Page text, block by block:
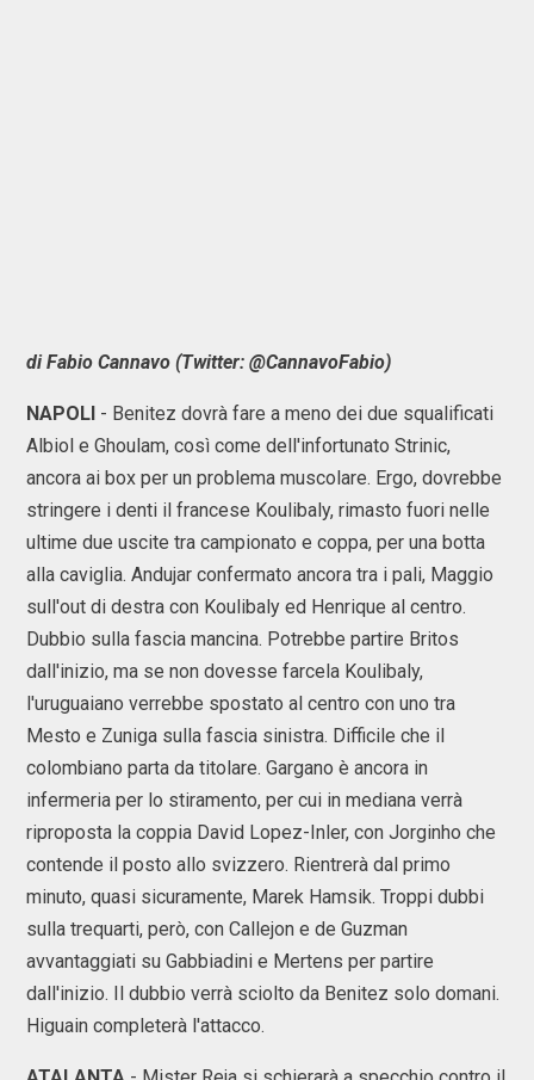
di Fabio Cannavo (Twitter: @CannavoFabio)
NAPOLI - Benitez dovrà fare a meno dei due squalificati
Albiol e Ghoulam, così come dell'infortunato Strinic,
ancora ai box per un problema muscolare. Ergo, dovrebbe
stringere i denti il francese Koulibaly, rimasto fuori nelle
ultime due uscite tra campionato e coppa, per una botta
alla caviglia. Andujar confermato ancora tra i pali, Maggio
sull'out di destra con Koulibaly ed Henrique al centro.
Dubbio sulla fascia mancina. Potrebbe partire Britos
dall'inizio, ma se non dovesse farcela Koulibaly,
l'uruguaiano verrebbe spostato al centro con uno tra
Mesto e Zuniga sulla fascia sinistra. Difficile che il
colombiano parta da titolare. Gargano è ancora in
infermeria per lo stiramento, per cui in mediana verrà
riproposta la coppia David Lopez-Inler, con Jorginho che
contende il posto allo svizzero. Rientrerà dal primo
minuto, quasi sicuramente, Marek Hamsik. Troppi dubbi
sulla trequarti, però, con Callejon e de Guzman
avvantaggiati su Gabbiadini e Mertens per partire
dall'inizio. Il dubbio verrà sciolto da Benitez solo domani.
Higuain completerà l'attacco.